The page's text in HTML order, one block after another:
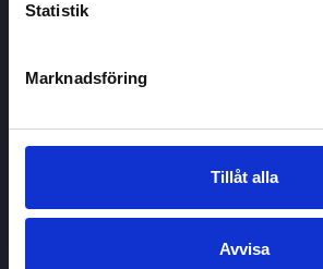
Statistik
Marknadsföring
Tillåt alla
Avvisa
AboutAktiekampen
About cookies